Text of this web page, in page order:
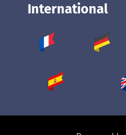
International